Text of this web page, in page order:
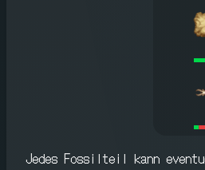
Jedes Fossilteil kann